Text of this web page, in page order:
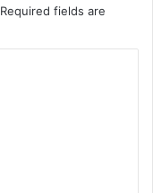
Required fields are